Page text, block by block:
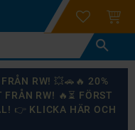
login
RW! 💥🚗🔥 20%
RW! 🔥⏳ FÖRST
👉 KLICKA HÄR OCH